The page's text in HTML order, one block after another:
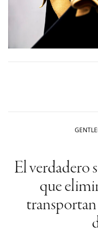
El verdadero
que